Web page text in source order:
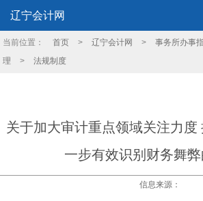
辽宁会计网
当前位置： 首页 > 辽宁会计网 > 事务所办事指
理
> 法规制度
关于加大审计重点领域关注力度
一步有效识别财务舞
信息来源：